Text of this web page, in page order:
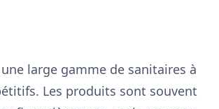
large gamme de sanitaires à
Les produits sont souvent